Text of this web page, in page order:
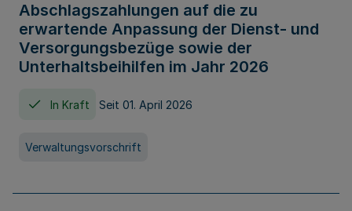
Abschlagszahlungen auf die zu
erwartende Anpassung der Dienst- und
Versorgungsbezüge sowie der
Unterhaltsbeihilfen im Jahr 2026
In Kraft Seit 01. April 2026
Verwaltungsvorschrift